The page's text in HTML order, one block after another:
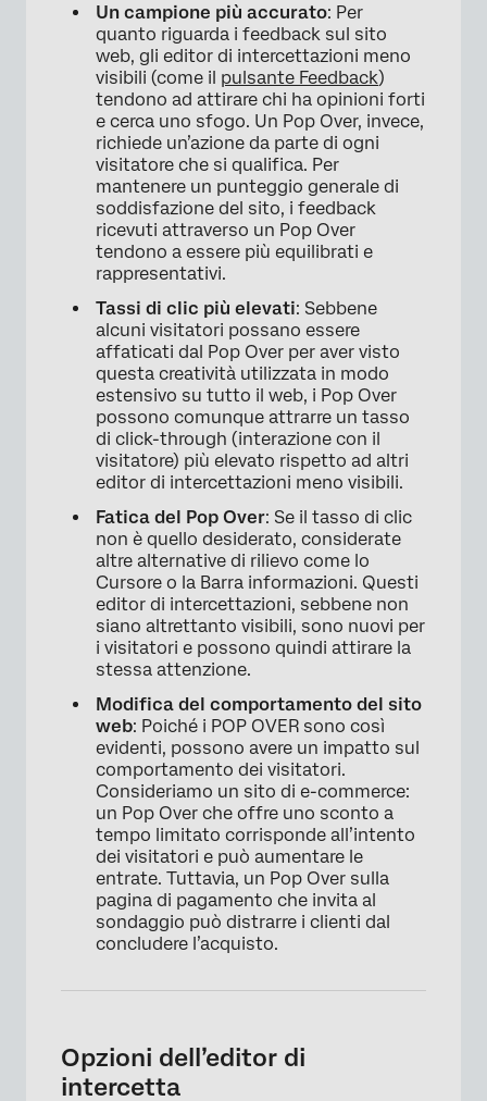
Un campione più accurato: Per
quanto riguarda i feedback sul sito
web, gli editor di intercettazioni meno
visibili (come il pulsante Feedback)
tendono ad attirare chi ha opinioni forti
e cerca uno sfogo. Un Pop Over, invece,
richiede un’azione da parte di ogni
visitatore che si qualifica. Per
mantenere un punteggio generale di
soddisfazione del sito, i feedback
ricevuti attraverso un Pop Over
tendono a essere più equilibrati e
rappresentativi.
Tassi di clic più elevati: Sebbene
alcuni visitatori possano essere
affaticati dal Pop Over per aver visto
questa creatività utilizzata in modo
estensivo su tutto il web, i Pop Over
possono comunque attrarre un tasso
di click-through (interazione con il
visitatore) più elevato rispetto ad altri
editor di intercettazioni meno visibili.
Fatica del Pop Over: Se il tasso di clic
non è quello desiderato, considerate
altre alternative di rilievo come lo
Cursore o la Barra informazioni. Questi
editor di intercettazioni, sebbene non
siano altrettanto visibili, sono nuovi per
i visitatori e possono quindi attirare la
stessa attenzione.
Modifica del comportamento del sito
web: Poiché i POP OVER sono così
evidenti, possono avere un impatto sul
comportamento dei visitatori.
Consideriamo un sito di e-commerce:
un Pop Over che offre uno sconto a
tempo limitato corrisponde all’intento
dei visitatori e può aumentare le
entrate. Tuttavia, un Pop Over sulla
pagina di pagamento che invita al
sondaggio può distrarre i clienti dal
concludere l’acquisto.
Opzioni dell’editor di
intercetta